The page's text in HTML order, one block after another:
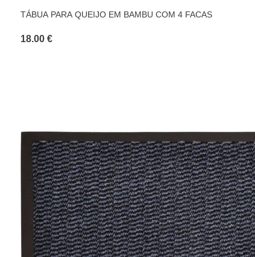
TÁBUA PARA QUEIJO EM BAMBU COM 4 FACAS
18.00 €